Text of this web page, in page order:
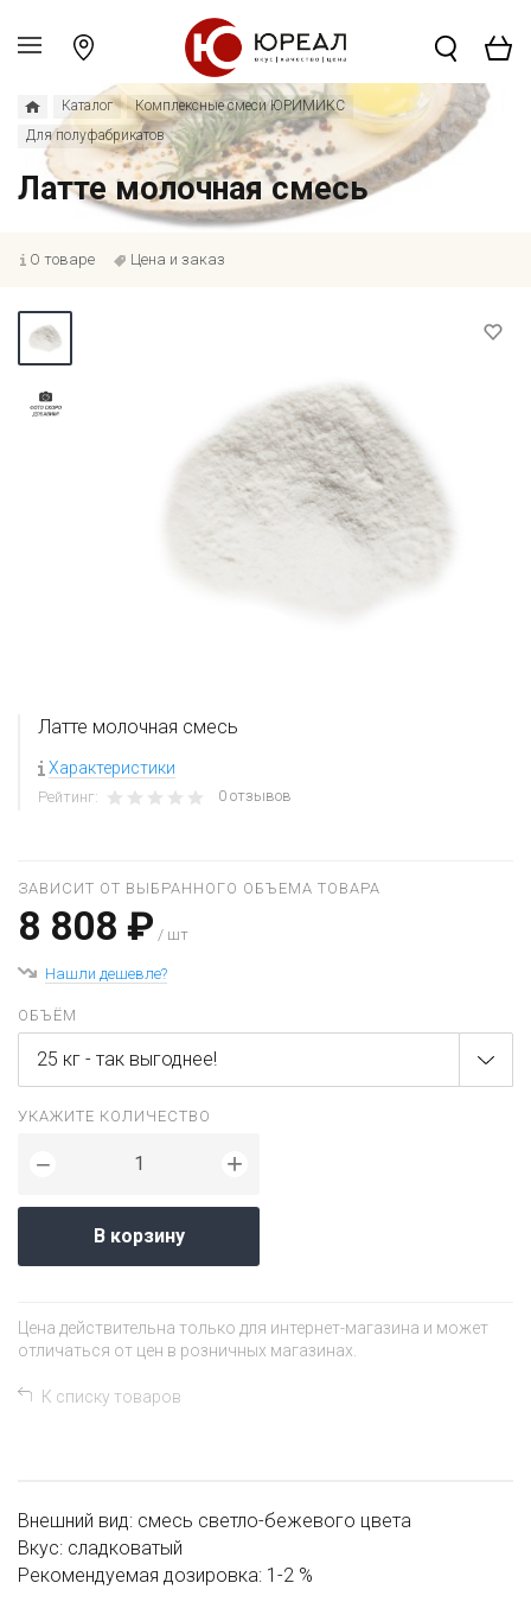
Каталог
Комплексные смеси ЮРИМИКС
Для полуфабрикатов
Латте молочная смесь
О товаре Цена и заказ
Латте молочная смесь
Характеристики
Рейтинг: 0 отзывов
ЗАВИСИТ ОТ ВЫБРАННОГО ОБЪЕМА ТОВАРА
8 808 ₽ / шт
Нашли дешевле?
ОБЪЁМ
25 кг - так выгоднее!
УКАЖИТЕ КОЛИЧЕСТВО
− +
В корзину
Цена действительна только для интернет-магазина и может
отличаться от цен в розничных магазинах.
К списку товаров
Внешний вид: смесь светло-бежевого цвета
Вкус: сладковатый
Рекомендуемая дозировка: 1-2 %